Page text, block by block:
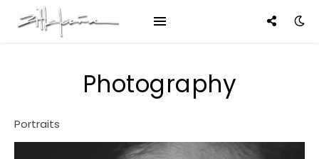
Photography
Portraits